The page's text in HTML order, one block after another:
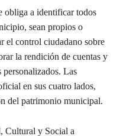
obliga a identificar todos
sean propios o
el control ciudadano sobre
la rendición de cuentas y
personalizados. Las
en sus cuatro lados,
del patrimonio municipal.
Cultural y Social a